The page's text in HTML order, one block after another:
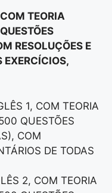
TEORIA
RESOLUÇÕES E
EXERCÍCIOS,
1, COM TEORIA
QUESTÕES
COM
DE TODAS
2, COM TEORIA